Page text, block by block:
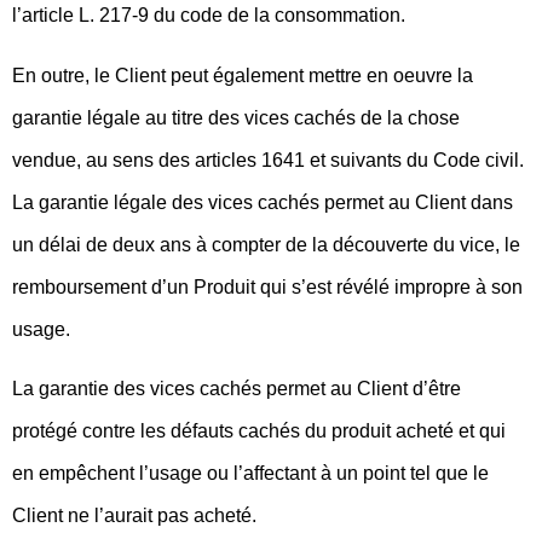
l’article L. 217-9 du code de la consommation.
En outre, le Client peut également mettre en oeuvre la
garantie légale au titre des vices cachés de la chose
vendue, au sens des articles 1641 et suivants du Code civil.
La garantie légale des vices cachés permet au Client dans
un délai de deux ans à compter de la découverte du vice, le
remboursement d’un Produit qui s’est révélé impropre à son
usage.
La garantie des vices cachés permet au Client d’être
protégé contre les défauts cachés du produit acheté et qui
en empêchent l’usage ou l’affectant à un point tel que le
Client ne l’aurait pas acheté.